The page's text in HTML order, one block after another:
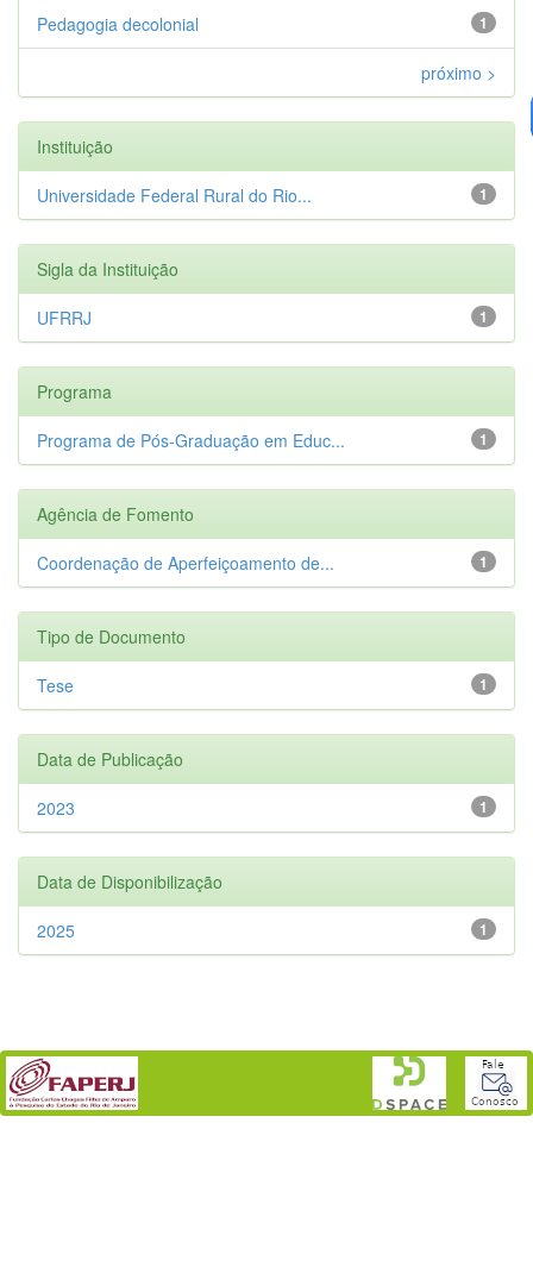
1
Pedagogia decolonial
próximo >
Instituição
1
Universidade Federal Rural do Rio...
Sigla da Instituição
1
UFRRJ
Programa
1
Programa de Pós-Graduação em Educ...
Agência de Fomento
1
Coordenação de Aperfeiçoamento de...
Tipo de Documento
1
Tese
Data de Publicação
1
2023
Data de Disponibilização
1
2025